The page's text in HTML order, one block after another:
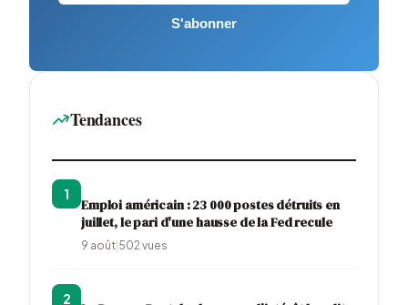
S'abonner
Tendances
1
Emploi américain : 23 000 postes détruits en
juillet, le pari d'une hausse de la Fed recule
9 août|502 vues
2